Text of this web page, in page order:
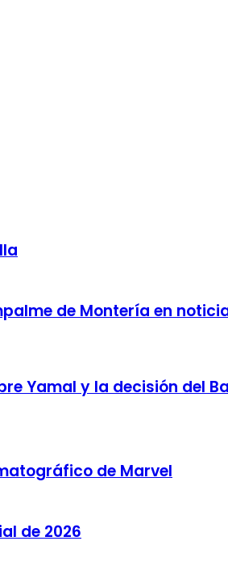
de Montería en
Yamal y la decisión del
de Marvel
de 2026